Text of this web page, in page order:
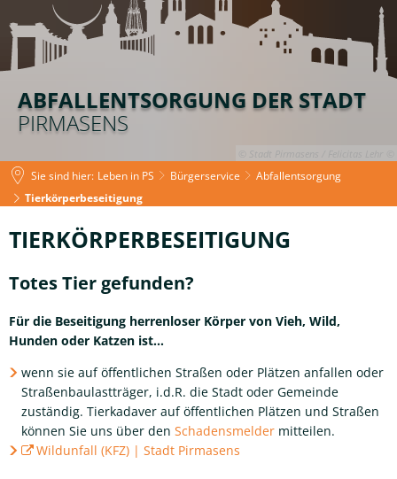
© Stadt Pirmasens / Felicitas Lehr
ABFALLENTSORGUNG DER STADT
PIRMASENS
Sie sind hier: Leben in PS Bürgerservice
Abfallentsorgung
Tierkörperbeseitigung
Tierkörperbeseitigung
TIERKÖRPERBESEITIGUNG
Totes Tier gefunden?
Für die Beseitigung herrenloser Körper von Vieh, Wild,
Hunden oder Katzen ist...
wenn sie auf öffentlichen Straßen oder Plätzen anfallen oder
Straßenbaulastträger, i.d.R. die Stadt oder Gemeinde
zuständig. Tierkadaver auf öffentlichen Plätzen und Straßen
können Sie uns über den Schadensmelder mitteilen.
Wildunfall (KFZ) | Stadt Pirmasens